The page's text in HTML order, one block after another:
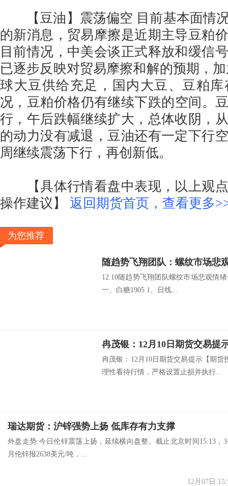
【豆油】震荡偏空 目前基本面情
的新消息，贸易摩擦是近期主导豆粕
目前情况，中美会谈正式释放和缓信
已逐步反映对贸易摩擦和解的预期，加
球大豆供给充足，国内大豆、豆粕
况，豆粕价格仍有继续下跌的空间。
行，午后跌幅继续扩大，总体收阴，
的动力没有减退，豆油还有一定下行
周继续震荡下行，再创新低。
【具体行情看盘中表现，以上观点
操作建议】 返回期货首页，查看更多
为您推荐
12.10随趋势飞翔团队螺纹市场悲观情
一、白糖1905 1、日线...
冉茂银：12月10日期货交易提
冉茂银：12月10日期货交易提示【期
理性看待行情，严格设置止损并执行...
瑞达期货：沪锌强势上扬 低库存有力支撑
外盘走势:今日伦锌震荡上扬，延续横向盘整。截止北京时间15:13，
月伦锌报2638美元/吨，...
12月07日